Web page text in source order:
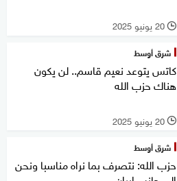
l 20 يونيو 2025
شرق أوسط
كاتس يتوعد نعيم قاسم.. لن يكون
هناك حزب الله
l 20 يونيو 2025
شرق أوسط
حزب الله: نتصرف بما نراه مناسبا ونحن